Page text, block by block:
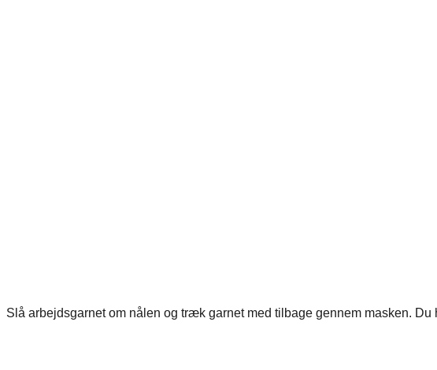
Slå arbejdsgarnet om nålen og træk garnet med tilbage gennem masken. Du